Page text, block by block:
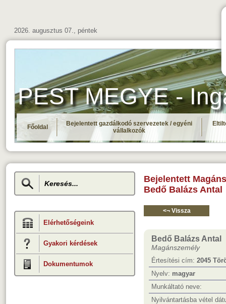
2026. augusztus 07., péntek
PEST MEGYE -
Főoldal
Bejelentett gazdálkodó szervezetek / egyéni
vállalkozók
Elérhetőségeink
Gyakori kérdések
Dokumentumok
Bejelentett
Bedő Balázs Antal
<¬ Vissza
Bedő Balázs Antal
Magánszemély
Értesítési cím: 2045
Nyelv: magyar
Munkáltató neve:
Nyilvántartásba vétel